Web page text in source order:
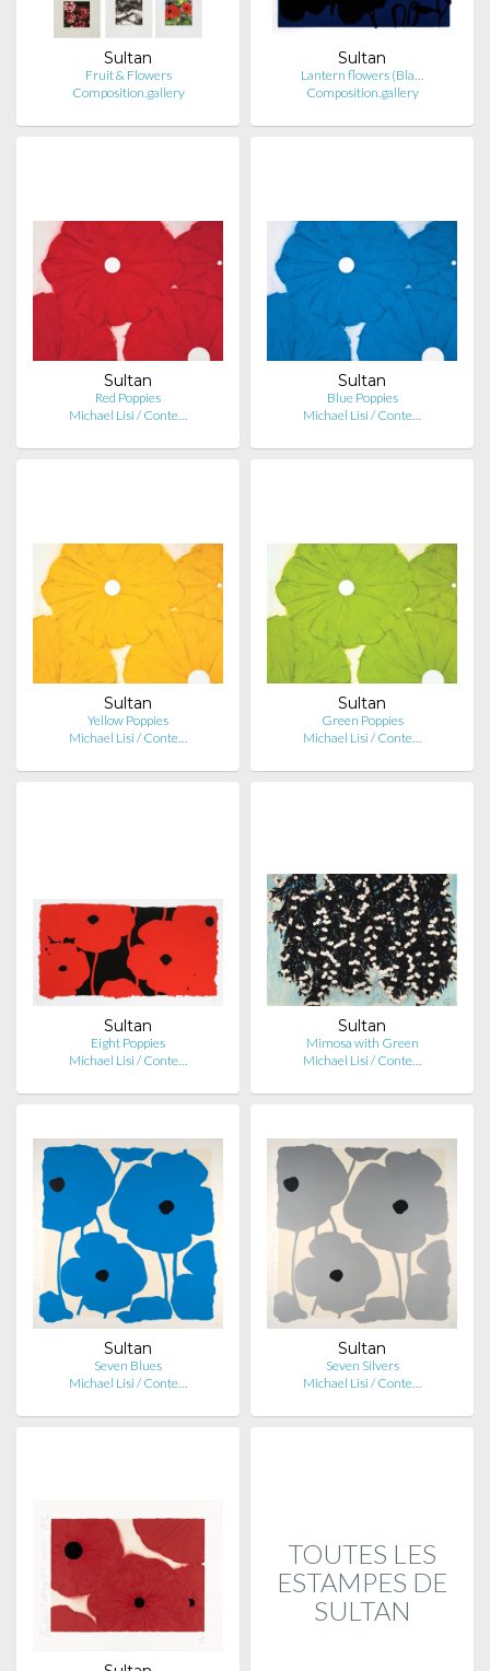
Sultan
Fruit & Flowers
Composition.gallery
Sultan
Lantern flowers (Bla…
Composition.gallery
Sultan
Red Poppies
Michael Lisi / Conte…
Sultan
Blue Poppies
Michael Lisi / Conte…
Sultan
Yellow Poppies
Michael Lisi / Conte…
Sultan
Green Poppies
Michael Lisi / Conte…
Sultan
Eight Poppies
Michael Lisi / Conte…
Sultan
Mimosa with Green
Michael Lisi / Conte…
Sultan
Seven Blues
Michael Lisi / Conte…
Sultan
Seven Silvers
Michael Lisi / Conte…
TOUTES LES
ESTAMPES DE
SULTAN